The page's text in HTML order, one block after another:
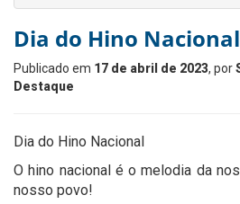
Dia do Hino Nacional
Publicado em 17 de abril de 2023, por
Destaque
Dia do Hino Nacional
O hino nacional é o melodia da
nosso povo!